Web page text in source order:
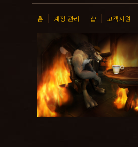
홈 계정 관리 샵 고객지원